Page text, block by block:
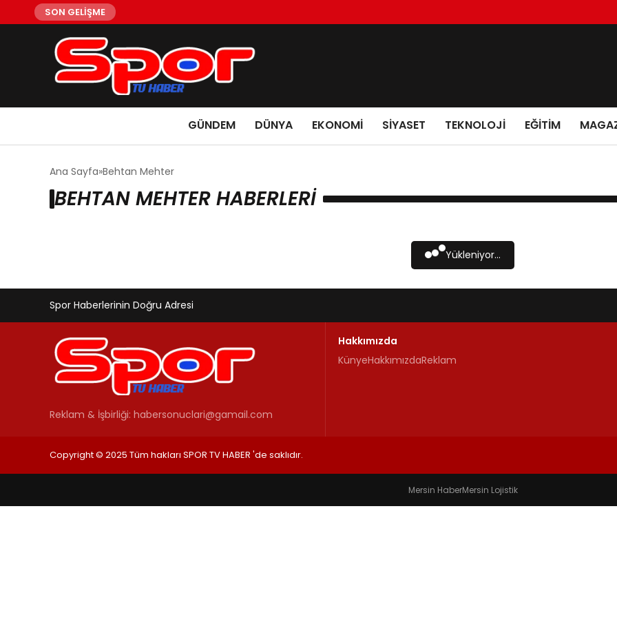
SON GELİŞME
GÜNDEM DÜNYA EKONOMI SIYASET TEKNOLOJI EĞITIM
Ana Sayfa Behtan Mehter
BEHTAN MEHTER HABERLERI
Yükleniyor...
Spor Haberlerinin Doğru Adresi
Reklam & İşbirliği: habersonuclari@gamail.com
Hakkımızda
KünyeHakkımızdaReklam
Copyright © 2025 Tüm hakları SPOR TV HABER 'de saklıdır.
Mersin HaberMersin Lojistik